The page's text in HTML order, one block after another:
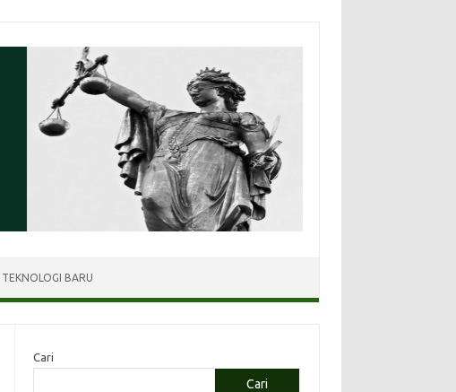
TEKNOLOGI BARU
Cari
Cari